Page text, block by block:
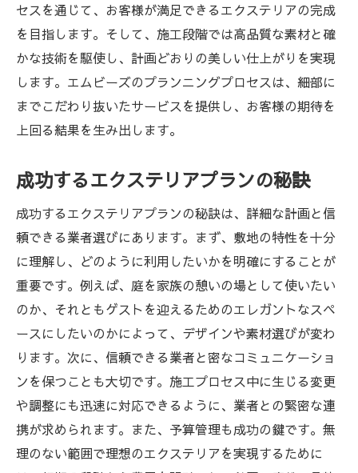
セスを通じて、お客様が満足できるエクステリアの完成
を目指します。そして、施工段階では高品質な素材と確
かな技術を駆使し、計画どおりの美しい仕上がりを実現
します。エムビーズのプランニングプロセスは、細部に
までこだわり抜いたサービスを提供し、お客様の期待を
上回る結果を生み出します。
成功するエクステリアプランの秘訣
成功するエクステリアプランの秘訣は、詳細な計画と信
頼できる業者選びにあります。まず、敷地の特性を十分
に理解し、どのように利用したいかを明確にすることが
重要です。例えば、庭を家族の憩いの場として使いたい
のか、それともゲストを迎えるためのエレガントなスペ
ースにしたいのかによって、デザインや素材選びが変わ
ります。次に、信頼できる業者と密なコミュニケーショ
ンを保つことも大切です。施工プロセス中に生じる変更
や調整にも迅速に対応できるように、業者との緊密な連
携が求められます。また、予算管理も成功の鍵です。無
理のない範囲で理想のエクステリアを実現するために